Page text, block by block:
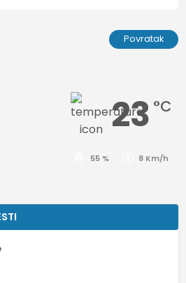
Povratak
23 °C
55 % 8 Km/h